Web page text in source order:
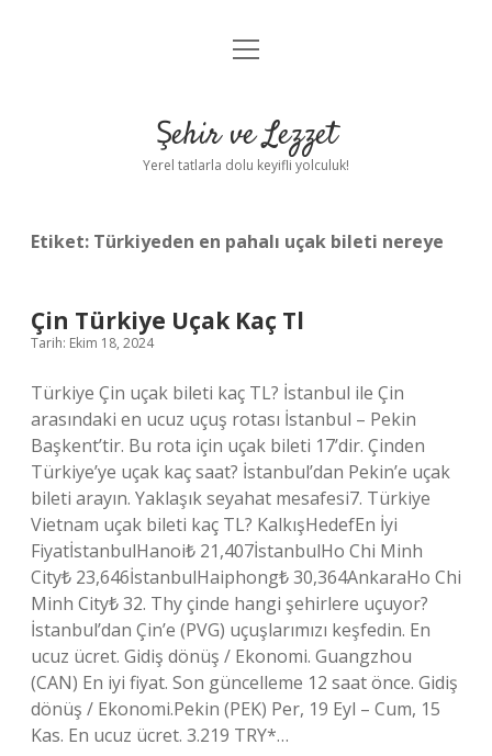
Anasayfa
Yasal Uyarı
menüyü
Şehir ve Lezzet
Yerel tatlarla dolu keyifli yolculuk!
Etiket: Türkiyeden en pahalı uçak bileti nereye
Çin Türkiye Uçak Kaç Tl
Tarih: Ekim 18, 2024
Türkiye Çin uçak bileti kaç TL? İstanbul ile Çin
arasındaki en ucuz uçuş rotası İstanbul – Pekin
Başkent’tir. Bu rota için uçak bileti 17’dir. Çinden
Türkiye’ye uçak kaç saat? İstanbul’dan Pekin’e uçak
bileti arayın. Yaklaşık seyahat mesafesi7. Türkiye
Vietnam uçak bileti kaç TL? KalkışHedefEn İyi
FiyatİstanbulHanoi₺ 21,407İstanbulHo Chi Minh
City₺ 23,646İstanbulHaiphong₺ 30,364AnkaraHo Chi
Minh City₺ 32. Thy çinde hangi şehirlere uçuyor?
İstanbul’dan Çin’e (PVG) uçuşlarımızı keşfedin. En
ucuz ücret. Gidiş dönüş / Ekonomi. Guangzhou
(CAN) En iyi fiyat. Son güncelleme 12 saat önce. Gidiş
dönüş / Ekonomi.Pekin (PEK) Per, 19 Eyl – Cum, 15
Kas. En ucuz ücret. 3.219 TRY*…